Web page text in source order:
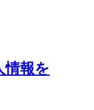
情報を